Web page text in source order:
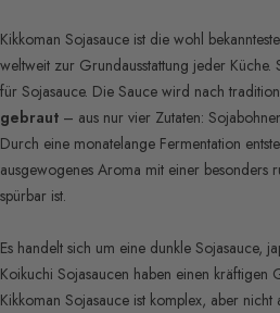
Kikkoman Sojasauce ist die wohl bekannteste
weltweit zur Grundausstattung jeder
für Sojasauce. Die Sauce wird nach
gebraut – aus nur vier Zutaten:
Durch eine monatelange Fermentation
ausgewogenes Aroma mit einer besonders
spürbar ist.
Es handelt sich um eine dunkle Sojasauce,
Koikuchi Sojasaucen haben einen kräftigen
Kikkoman Sojasauce ist komplex, aber